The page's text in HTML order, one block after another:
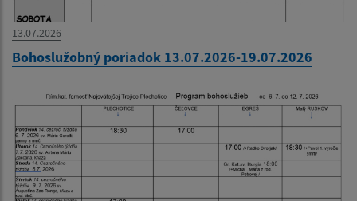
13.07.2026
Bohoslužobný poriadok 13.07.2026-19.07.2026